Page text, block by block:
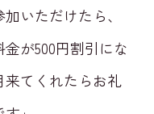
いただけたら、
が500円割引にな
来てくれたらお礼